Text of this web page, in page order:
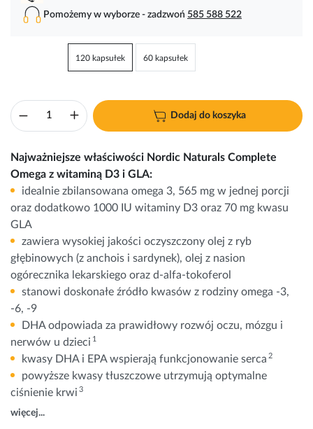
Pomożemy w wyborze - zadzwoń 585 588 522
60 kapsułek
120 kapsułek
Dodaj do koszyka
Najważniejsze właściwości Nordic Naturals Complete
Omega z witaminą D3 i GLA:
idealnie zbilansowana omega 3, 565 mg w jednej porcji
oraz dodatkowo 1000 IU witaminy D3 oraz 70 mg kwasu
GLA
zawiera wysokiej jakości oczyszczony olej z ryb
głębinowych (z anchois i sardynek), olej z nasion
ogórecznika lekarskiego oraz d-alfa-tokoferol
stanowi doskonałe źródło kwasów z rodziny omega -3,
-6, -9
DHA odpowiada za prawidłowy rozwój oczu, mózgu i
nerwów u dzieci1
kwasy DHA i EPA wspierają funkcjonowanie serca2
powyższe kwasy tłuszczowe utrzymują optymalne
ciśnienie krwi3
więcej...